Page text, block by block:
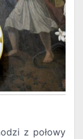
z połowy